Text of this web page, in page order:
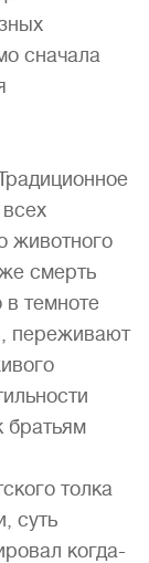
сначала
животного
смерть
в темноте
переживают
братьям
толка
суть
когда-